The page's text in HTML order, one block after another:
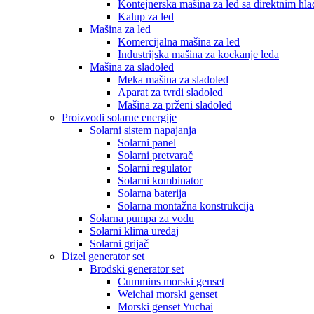
Kontejnerska mašina za led sa direktnim
Kalup za led
Mašina za led
Komercijalna mašina za led
Industrijska mašina za kockanje leda
Mašina za sladoled
Meka mašina za sladoled
Aparat za tvrdi sladoled
Mašina za prženi sladoled
Proizvodi solarne energije
Solarni sistem napajanja
Solarni panel
Solarni pretvarač
Solarni regulator
Solarni kombinator
Solarna baterija
Solarna montažna konstrukcija
Solarna pumpa za vodu
Solarni klima uređaj
Solarni grijač
Dizel generator set
Brodski generator set
Cummins morski genset
Weichai morski genset
Morski genset Yuchai